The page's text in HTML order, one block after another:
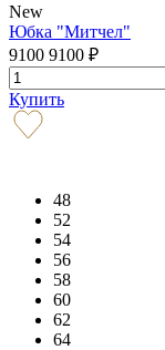
New
Юбка "Митчел"
9100 9100 ₽
Купить
48
52
54
56
58
60
62
64